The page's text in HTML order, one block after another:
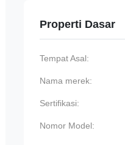
Properti Dasar
Tempat Asal:
Nama merek:
Sertifikasi:
Nomor Model: